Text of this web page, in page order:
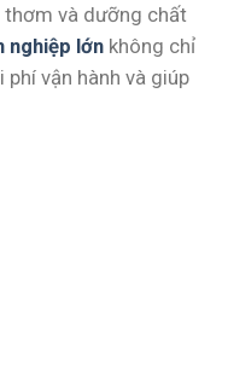
thơm và dưỡng chất
nghiệp lớn không chỉ
vận hành và giúp